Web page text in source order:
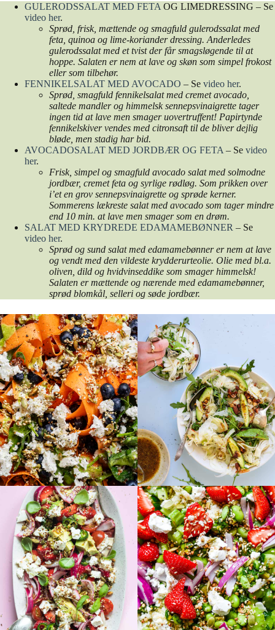
GULERODSSALAT MED FETA OG LIMEDRESSING – Se
video her.
Sprød, frisk, mættende og smagfuld gulerodssalat med
feta, quinoa og lime-koriander dressing. Anderledes
gulerodssalat med et tvist der får smagsløgende til at
hoppe. Salaten er nem at lave og skøn som simpel frokost
eller som tilbehør.
FENNIKELSALAT MED AVOCADO – Se video her.
Sprød, smagfuld fennikelsalat med cremet avocado,
saltede mandler og himmelsk sennepsvinaigrette tager
ingen tid at lave men smager uovertruffent! Papirtynde
fennikelskiver vendes med citronsaft til de bliver dejlig
bløde, men stadig har bid.
AVOCADOSALAT MED JORDBÆR OG FETA – Se video
her.
Frisk, simpel og smagfuld avocado salat med solmodne
jordbær, cremet feta og syrlige rødløg. Som prikken over
i’et en grov sennepsvinaigrette og sprøde kerner.
Sommerens lækreste salat med avocado som tager mindre
end 10 min. at lave men smager som en drøm.
SALAT MED KRYDREDE EDAMAMEBØNNER – Se
video her.
Sprød og sund salat med edamamebønner er nem at lave
og vendt med den vildeste krydderurteolie. Olie med bl.a.
oliven, dild og hvidvinseddike som smager himmelsk!
Salaten er mættende og nærende med edamamebønner,
sprød blomkål, selleri og søde jordbær.